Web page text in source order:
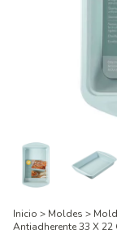
Inicio > Moldes >
Antiadherente 33 X